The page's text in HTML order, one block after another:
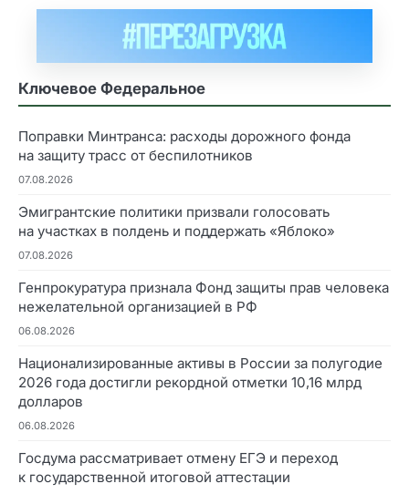
Ключевое Федеральное
Поправки Минтранса: расходы дорожного фонда
на защиту трасс от беспилотников
07.08.2026
Эмигрантские политики призвали голосовать
на участках в полдень и поддержать «Яблоко»
07.08.2026
Генпрокуратура признала Фонд защиты прав человека
нежелательной организацией в РФ
06.08.2026
Национализированные активы в России за полугодие
2026 года достигли рекордной отметки 10,16 млрд
долларов
06.08.2026
Госдума рассматривает отмену ЕГЭ и переход
к государственной итоговой аттестации